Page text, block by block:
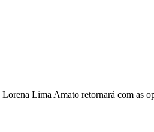
Lima Amato retornará com as